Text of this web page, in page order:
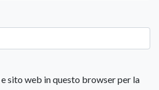
sito web in questo browser per la